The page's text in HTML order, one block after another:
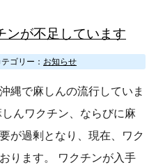
ンが不足しています
ゴリー： お知らせ
縄で麻しんの流行していま
んワクチン、ならびに麻
が過剰となり、現在、ワク
ります。 ワクチンが入手